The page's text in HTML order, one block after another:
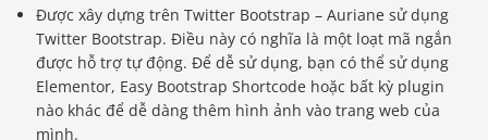
Được xây dựng trên Twitter Bootstrap – Auriane sử dụng
Twitter Bootstrap. Điều này có nghĩa là một loạt mã ngắn
được hỗ trợ tự động. Để dễ sử dụng, bạn có thể sử dụng
Elementor, Easy Bootstrap Shortcode hoặc bất kỳ plugin
nào khác để dễ dàng thêm hình ảnh vào trang web của
mình.